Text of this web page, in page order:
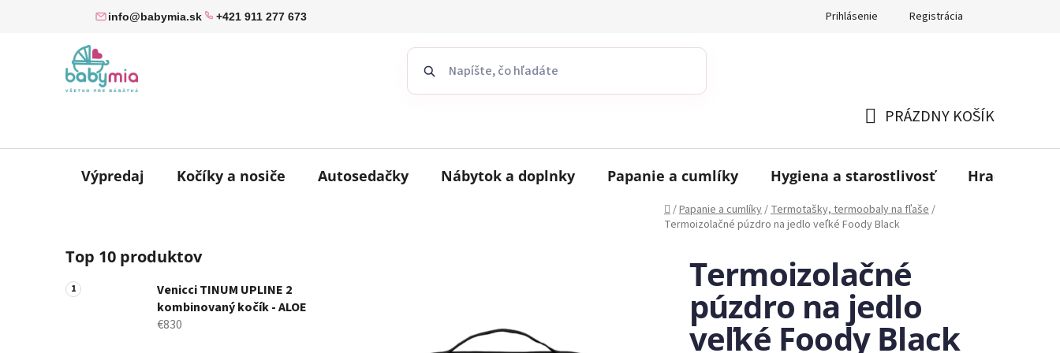
info@babymia.sk +421 911 277 673 Prihlásenie Registrácia
KOŠÍK
PRÁZDNY KOŠÍK
Výpredaj Kočíky a nosiče Autosedačky Nábytok a doplnky Papanie a cumlíky Hygiena a starostlivosť Hračky
Domov
/Papanie a cumlíky/Termotašky, termoobaly na fľaše/
Termoizolačné púzdro na jedlo veľké Foody Black
o
č
n
Top 10 produktov
Venicci TINUM UPLINE 2
kombinovaný kočík - ALOE
€830
Termoizolačné
púzdro na jedlo
veľké Foody Black